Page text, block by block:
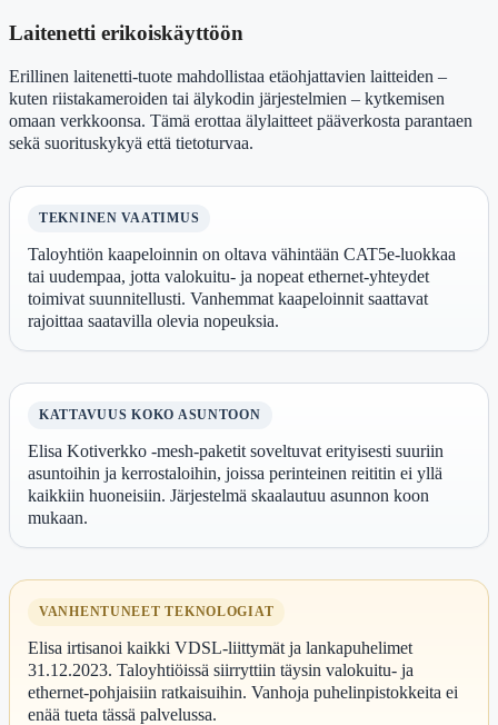
Laitenetti erikoiskäyttöön
Erillinen laitenetti-tuote mahdollistaa etäohjattavien laitteiden –
kuten riistakameroiden tai älykodin järjestelmien – kytkemisen
omaan verkkoonsa. Tämä erottaa älylaitteet pääverkosta parantaen
sekä suorituskykyä että tietoturvaa.
TEKNINEN VAATIMUS
Taloyhtiön kaapeloinnin on oltava vähintään CAT5e-luokkaa
tai uudempaa, jotta valokuitu- ja nopeat ethernet-yhteydet
toimivat suunnitellusti. Vanhemmat kaapeloinnit saattavat
rajoittaa saatavilla olevia nopeuksia.
KATTAVUUS KOKO ASUNTOON
Elisa Kotiverkko -mesh-paketit soveltuvat erityisesti suuriin
asuntoihin ja kerrostaloihin, joissa perinteinen reititin ei yllä
kaikkiin huoneisiin. Järjestelmä skaalautuu asunnon koon
mukaan.
VANHENTUNEET TEKNOLOGIAT
Elisa irtisanoi kaikki VDSL-liittymät ja lankapuhelimet
31.12.2023. Taloyhtiöissä siirryttiin täysin valokuitu- ja
ethernet-pohjaisiin ratkaisuihin. Vanhoja puhelinpistokkeita ei
enää tueta tässä palvelussa.